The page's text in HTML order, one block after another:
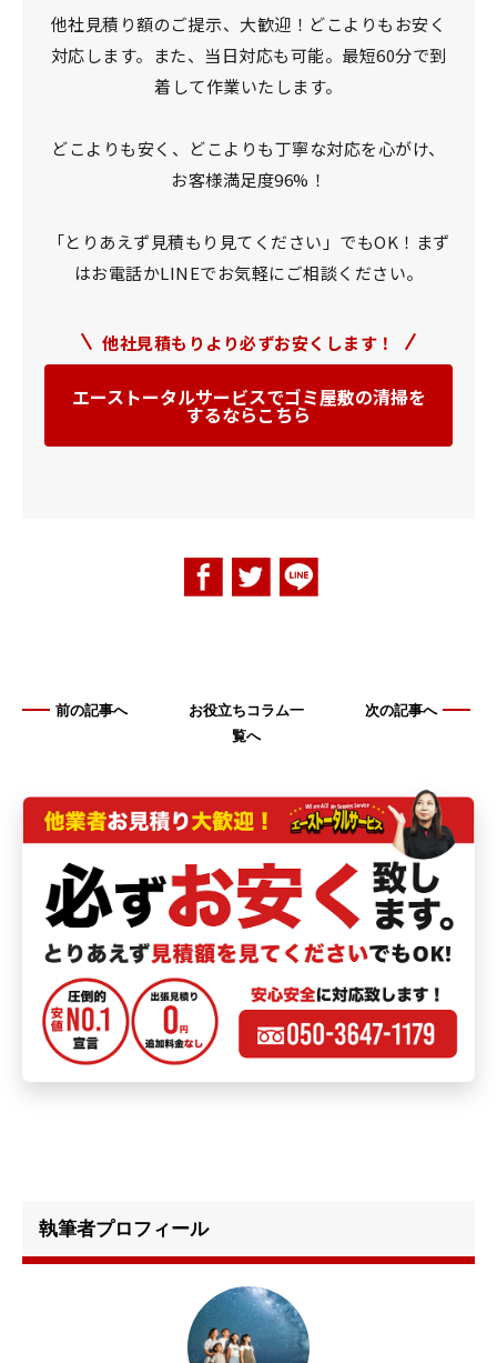
他社見積り額のご提示、大歓迎！どこよりもお安く
対応します。
また、当日対応も可能。最短60分で到
着して作業いたします。
どこよりも安く、どこよりも丁寧な対応を心がけ、
お客様満足度96%！
「とりあえず見積もり見てください」でもOK！ まず
はお電話かLINEでお気軽にご相談ください。
他社見積もりより必ずお安くします！
エーストータルサービスでゴミ屋敷の清掃を
するならこちら
前の記事へ
お役立ちコラム一
覧へ
次の記事へ
執筆者プロフィール